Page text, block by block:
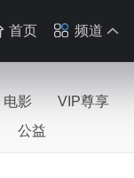
首页 频道
电影 VIP尊享
公益